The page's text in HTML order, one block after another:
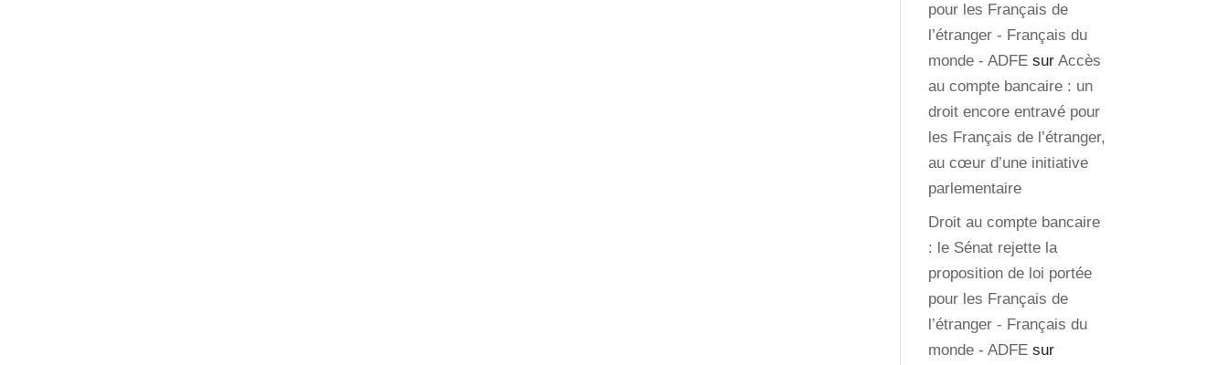
pour les Français de
l’étranger - Français du
monde - ADFE surAccès
au compte bancaire : un
droit encore entravé pour
les Français de l’étranger,
au cœur d’une initiative
parlementaire
Droit au compte bancaire
: le Sénat rejette la
proposition de loi portée
pour les Français de
l’étranger - Français du
monde - ADFE sur